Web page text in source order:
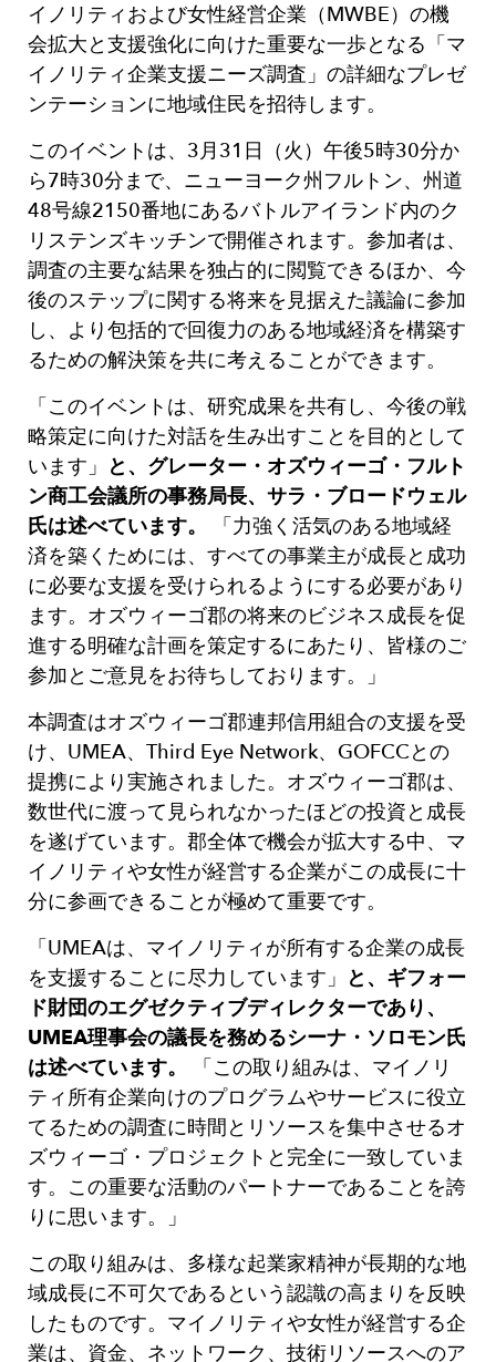
イノリティおよび女性経営企業（MWBE）の機
会拡大と支援強化に向けた重要な一歩となる「マ
イノリティ企業支援ニーズ調査」の詳細なプレゼ
ンテーションに地域住民を招待します。
このイベントは、3月31日（火）午後5時30分か
ら7時30分まで、ニューヨーク州フルトン、州道
48号線2150番地にあるバトルアイランド内のク
リステンズキッチンで開催されます。参加者は、
調査の主要な結果を独占的に閲覧できるほか、今
後のステップに関する将来を見据えた議論に参加
し、より包括的で回復力のある地域経済を構築す
るための解決策を共に考えることができます。
「このイベントは、研究成果を共有し、今後の戦
略策定に向けた対話を生み出すことを目的として
います」 と、グレーター・オズウィーゴ・フルト
ン商工会議所の事務局長、サラ・ブロードウェル
氏は述べています。
「力強く活気のある地域経
済を築くためには、すべての事業主が成長と成功
に必要な支援を受けられるようにする必要があり
ます。オズウィーゴ郡の将来のビジネス成長を促
進する明確な計画を策定するにあたり、皆様のご
参加とご意見をお待ちしております。」
本調査はオズウィーゴ郡連邦信用組合の支援を受
け、UMEA、Third Eye Network、GOFCCとの
提携により実施されました。オズウィーゴ郡は、
数世代に渡って見られなかったほどの投資と成長
を遂げています。郡全体で機会が拡大する中、マ
イノリティや女性が経営する企業がこの成長に十
分に参画できることが極めて重要です。
「UMEAは、マイノリティが所有する企業の成長
を支援することに尽力しています」 と、ギフォー
ド財団のエグゼクティブディレクターであり、
UMEA理事会の議長を務めるシーナ・ソロモン氏
は述べています。
「この取り組みは、マイノリ
ティ所有企業向けのプログラムやサービスに役立
てるための調査に時間とリソースを集中させるオ
ズウィーゴ・プロジェクトと完全に一致していま
す。この重要な活動のパートナーであることを誇
りに思います。」
この取り組みは、多様な起業家精神が長期的な地
域成長に不可欠であるという認識の高まりを反映
したものです。マイノリティや女性が経営する企
業は、資金、ネットワーク、技術リソースへのア